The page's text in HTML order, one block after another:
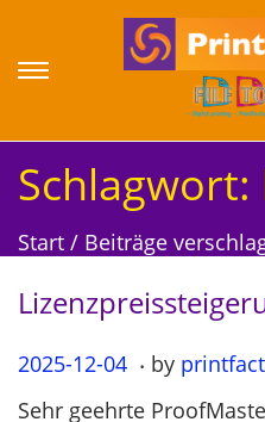
Schlagwort:
Start / Beiträge
P
2025-12-04 2. by
Sehr geehrte